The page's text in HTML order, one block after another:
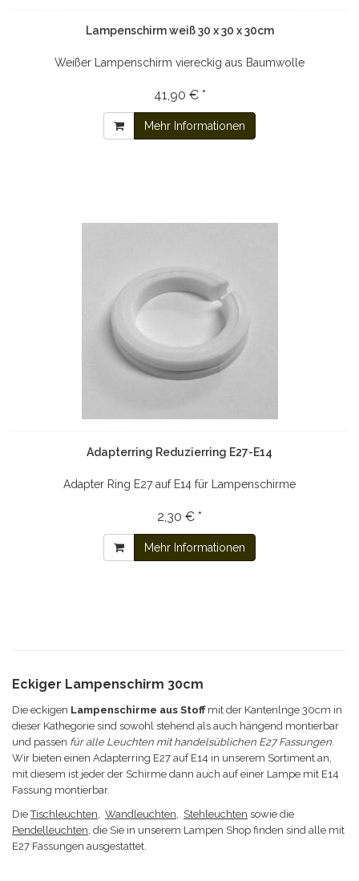
Lampenschirm weiß 30 x 30 x 30cm
Weißer Lampenschirm viereckig aus Baumwolle
41,90 € *
Mehr Informationen
Adapterring Reduzierring E27-E14
Adapter Ring E27 auf E14 für Lampenschirme
2,30 € *
Mehr Informationen
Eckiger Lampenschirm 30cm
Die eckigen Lampenschirme aus Stoffmit der Kantenlnge 30cm in
dieser Kathegorie sind sowohl stehend als auch hängend montierbar
und passen für alle Leuchten mit handelsüblichen E27 Fassungen.
Wir bieten einen Adapterring E27 auf E14 in unserem Sortiment an,
mit diesem ist jeder der Schirme dann auch auf einer Lampe mit E14
Fassung montierbar.
DieTischleuchten, Wandleuchten, Stehleuchten sowie die
Pendelleuchten, die Sie in unserem Lampen Shop finden sind alle mit
E27 Fassungen ausgestattet.